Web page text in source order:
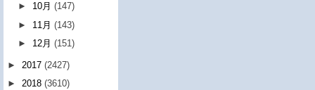
► 10月(147)
► 11月(143)
► 12月(151)
► 2017 (2427)
► 2018 (3610)